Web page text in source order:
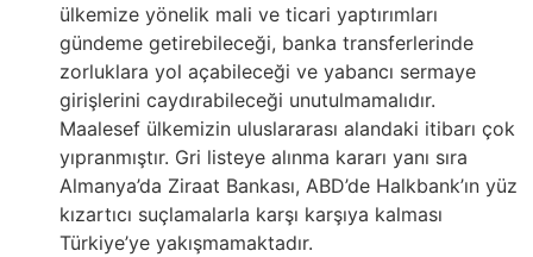
ülkemize yönelik mali ve ticari yaptırımları
gündeme getirebileceği, banka transferlerinde
zorluklara yol açabileceği ve yabancı sermaye
girişlerini caydırabileceği unutulmamalıdır.
Maalesef ülkemizin uluslararası alandaki itibarı çok
yıpranmıştır. Gri listeye alınma kararı yanı sıra
Almanya’da Ziraat Bankası, ABD’de Halkbank’ın yüz
kızartıcı suçlamalarla karşı karşıya kalması
Türkiye’ye yakışmamaktadır.